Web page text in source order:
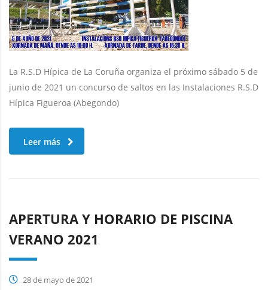
La R.S.D Hípica de La Coruña organiza el próximo sábado 5 de
junio de 2021 un concurso de saltos en las Instalaciones R.S.D
Hípica Figueroa (Abegondo)
Leer más
APERTURA Y HORARIO DE PISCINA
VERANO 2021
28 de mayo de 2021